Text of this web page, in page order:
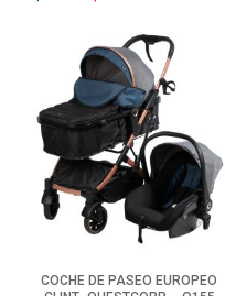
COCHE DE PASEO EUROPEO